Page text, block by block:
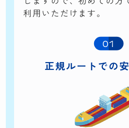
利用いただけます。
01
正規ルートでの